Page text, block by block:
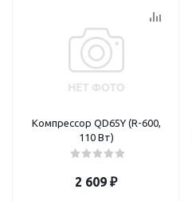
Компрессор QD65Y (R-600,
110 Вт)
2 609 ₽